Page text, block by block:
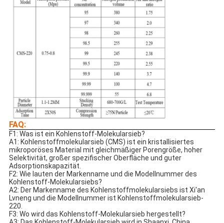
FAQ:
F1: Was ist ein Kohlenstoff-Molekularsieb?
A1: Kohlenstoffmolekularsieb (CMS) ist ein kristallisiertes
mikroporöses Material mit gleichmäßiger Porengröße, hoher
Selektivität, großer spezifischer Oberfläche und guter
Adsorptionskapazität.
F2: Wie lauten der Markenname und die Modellnummer des
Kohlenstoff-Molekularsiebs?
A2: Der Markenname des Kohlenstoffmolekularsiebs ist Xi'an
Lvneng und die Modellnummer ist Kohlenstoffmolekularsieb-
220.
F3: Wo wird das Kohlenstoff-Molekularsieb hergestellt?